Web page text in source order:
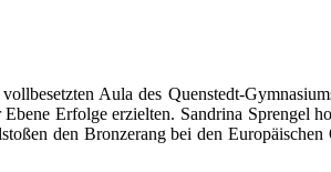
Aula des Quenstedt-
Erfolge erzielten. Sandrina
den Bronzerang bei den